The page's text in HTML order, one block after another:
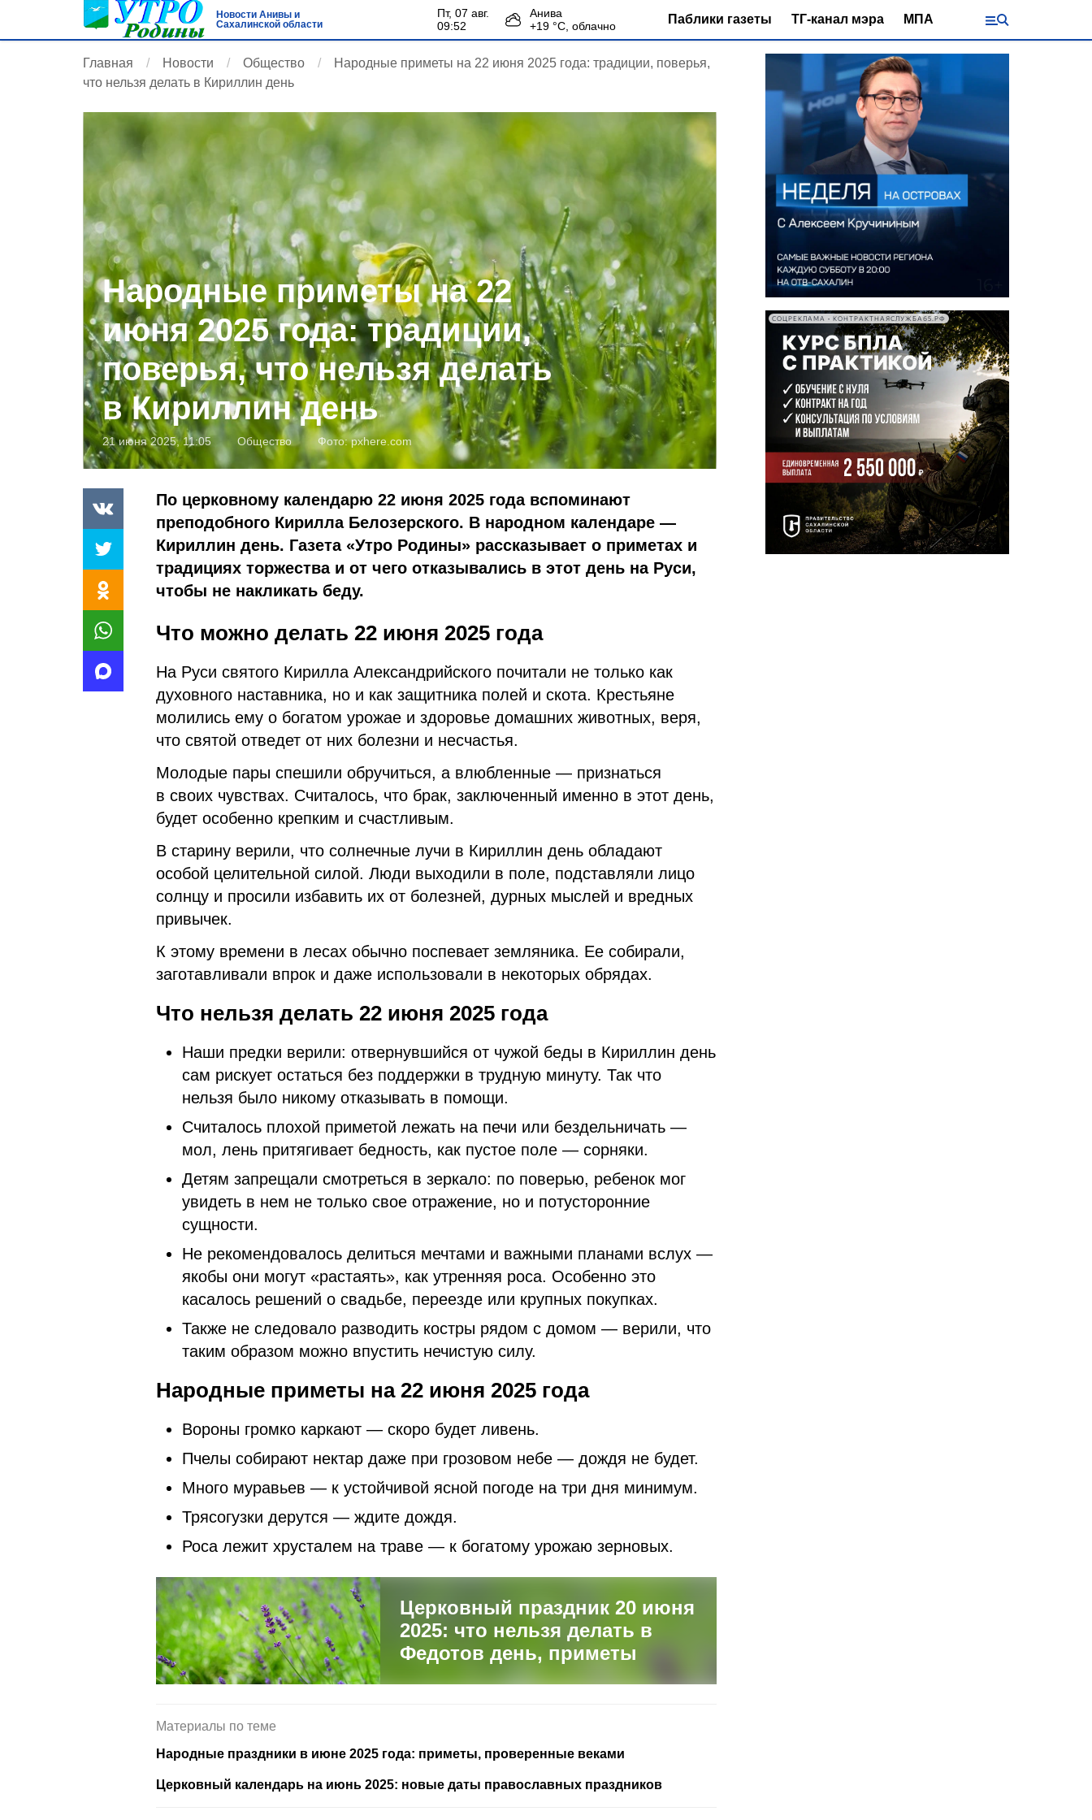
Новости Анивы и
Сахалинской области
пт, 07 авг.
09:52
Анива
+19 °С, облачно Паблики газеты ТГ-канал мэра МПА
Главная Новости Общество
Народные приметы на 22 июня 2025 года: традиции, поверья,
что нельзя делать в Кириллин день
Народные приметы на 22
июня 2025 года: традиции,
поверья, что нельзя делать
в Кириллин день
21 июня 2025, 11:05 Общество Фото:pxhere.com
По церковному календарю 22 июня 2025 года вспоминают
преподобного Кирилла Белозерского. В народном календаре —
Кириллин день. Газета «Утро Родины» рассказывает о приметах и
традициях торжества и от чего отказывались в этот день на Руси,
чтобы не накликать беду.
Что можно делать 22 июня 2025 года
На Руси святого Кирилла Александрийского почитали не только как
духовного наставника, но и как защитника полей и скота. Крестьяне
молились ему о богатом урожае и здоровье домашних животных, веря,
что святой отведет от них болезни и несчастья.
Молодые пары спешили обручиться, а влюбленные — признаться
в своих чувствах. Считалось, что брак, заключенный именно в этот день,
будет особенно крепким и счастливым.
В старину верили, что солнечные лучи в Кириллин день обладают
особой целительной силой. Люди выходили в поле, подставляли лицо
солнцу и просили избавить их от болезней, дурных мыслей и вредных
привычек.
К этому времени в лесах обычно поспевает земляника. Ее собирали,
заготавливали впрок и даже использовали в некоторых обрядах.
Что нельзя делать 22 июня 2025 года
Наши предки верили: отвернувшийся от чужой беды в Кириллин день
сам рискует остаться без поддержки в трудную минуту. Так что
нельзя было никому отказывать в помощи.
Считалось плохой приметой лежать на печи или бездельничать —
мол, лень притягивает бедность, как пустое поле — сорняки.
Детям запрещали смотреться в зеркало: по поверью, ребенок мог
увидеть в нем не только свое отражение, но и потусторонние
сущности.
Не рекомендовалось делиться мечтами и важными планами вслух —
якобы они могут «растаять», как утренняя роса. Особенно это
касалось решений о свадьбе, переезде или крупных покупках.
Также не следовало разводить костры рядом с домом — верили, что
таким образом можно впустить нечистую силу.
Народные приметы на 22 июня 2025 года
Вороны громко каркают — скоро будет ливень.
Пчелы собирают нектар даже при грозовом небе — дождя не будет.
Много муравьев — к устойчивой ясной погоде на три дня минимум.
Трясогузки дерутся — ждите дождя.
Роса лежит хрусталем на траве — к богатому урожаю зерновых.
Церковный праздник 20 июня
2025: что нельзя делать в
Федотов день, приметы
Материалы по теме
Народные праздники в июне 2025 года: приметы, проверенные веками
Церковный календарь на июнь 2025: новые даты православных праздников
СОЦРЕКЛАМА • КОНТРАКТНАЯСЛУЖБА65.РФ